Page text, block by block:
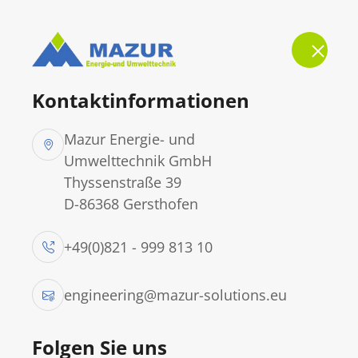
Kontaktinformationen
Mazur Energie- und
Umwelttechnik GmbH
Thyssenstraße 39
D-86368 Gersthofen
+49(0)821 - 999 813 10
engineering@mazur-solutions.eu
Folgen Sie uns